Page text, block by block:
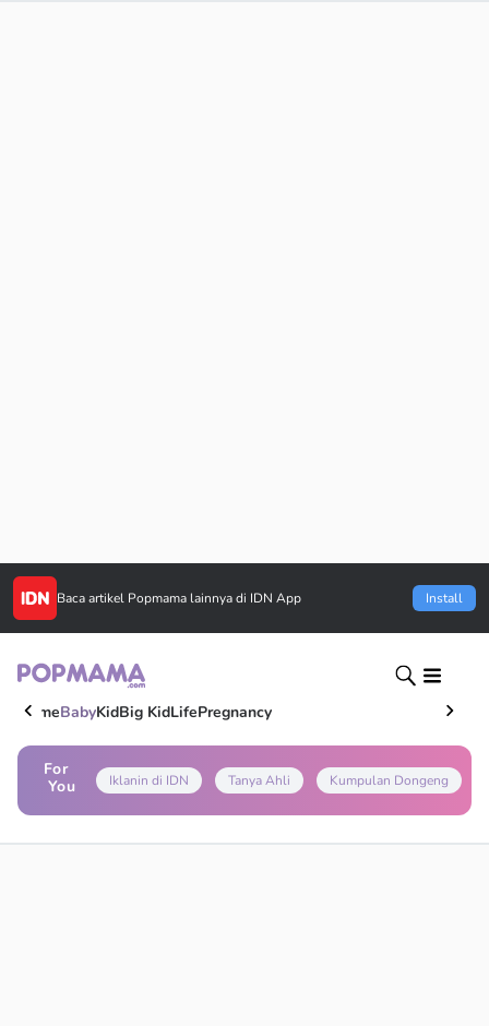
Baca artikel Popmama lainnya di IDN App Install
HomeBabyKidBig KidLifePregnancy
For
You
Iklanin di IDN Tanya Ahli Kumpulan Dongeng